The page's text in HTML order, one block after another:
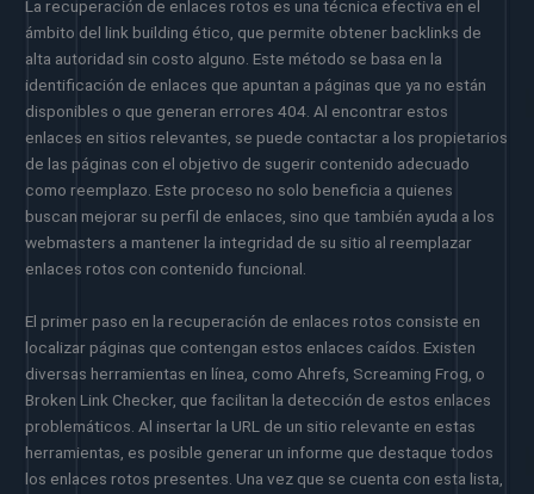
La recuperación de enlaces rotos es una técnica efectiva en el
ámbito del link building ético, que permite obtener backlinks de
alta autoridad sin costo alguno. Este método se basa en la
identificación de enlaces que apuntan a páginas que ya no están
disponibles o que generan errores 404. Al encontrar estos
enlaces en sitios relevantes, se puede contactar a los propietarios
de las páginas con el objetivo de sugerir contenido adecuado
como reemplazo. Este proceso no solo beneficia a quienes
buscan mejorar su perfil de enlaces, sino que también ayuda a los
webmasters a mantener la integridad de su sitio al reemplazar
enlaces rotos con contenido funcional.
El primer paso en la recuperación de enlaces rotos consiste en
localizar páginas que contengan estos enlaces caídos. Existen
diversas herramientas en línea, como Ahrefs, Screaming Frog, o
Broken Link Checker, que facilitan la detección de estos enlaces
problemáticos. Al insertar la URL de un sitio relevante en estas
herramientas, es posible generar un informe que destaque todos
los enlaces rotos presentes. Una vez que se cuenta con esta lista,